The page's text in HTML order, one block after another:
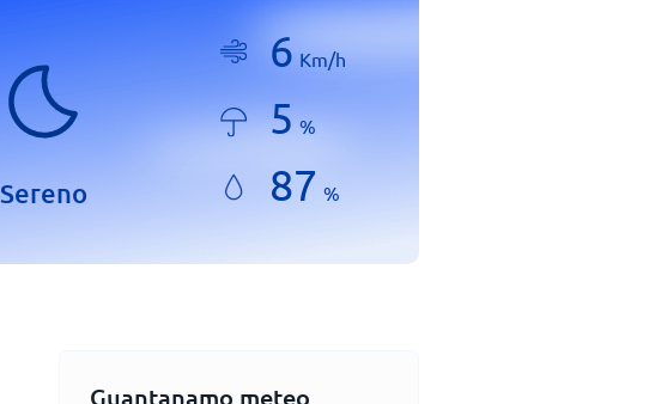
Sereno
6 Km/h
5 %
87 %
Guantanamo meteo